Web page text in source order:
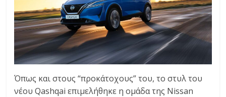
Όπως και στους “προκάτοχους” του, το στυλ του
νέου Qashqai επιμελήθηκε η ομάδα της Nissan